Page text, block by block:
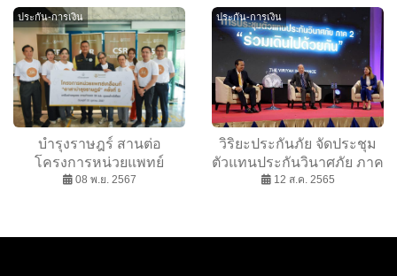
The First Ultimate Big Fan
by กรุงไทย-แอกซ่า ประกัน
ชีวิต ปีที่ 4
43 ปี ครูบาอริยชาติ อริยจิตฺ
โต
ประกัน-การเงิน
บำรุงราษฎร์ สานต่อ
โครงการหน่วยแพทย์
เคลื่อนที่ ครั้งที่ 5 ของปี
08 พ.ย. 2567
ประกัน-การเงิน
วิริยะประกันภัย จัดประชุม
ตัวแทนประกันวินาศภัย ภาค
2 “ร่วมเดินไปด้วยกัน”
12 ส.ค. 2565